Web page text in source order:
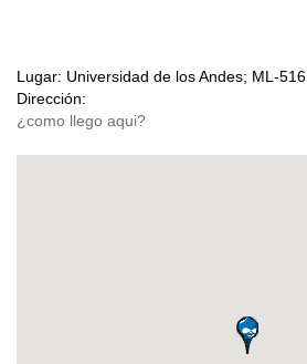
Lugar: Universidad de los Andes; ML-516
Dirección: